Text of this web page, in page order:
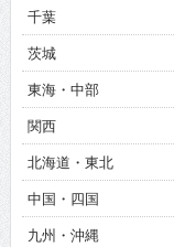
千葉
茨城
東海・中部
関西
北海道・東北
中国・四国
九州・沖縄